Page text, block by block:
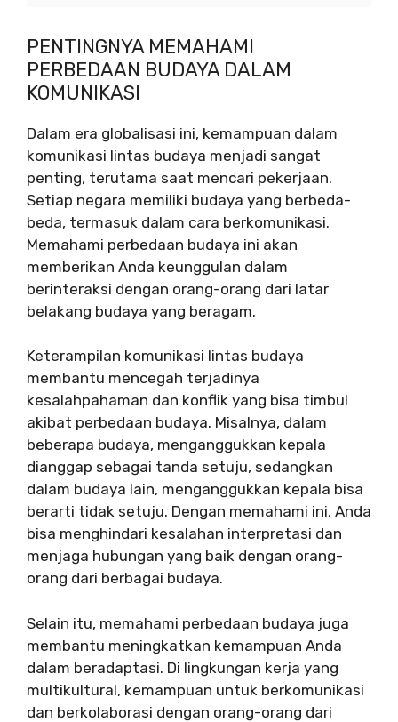
PENTINGNYA MEMAHAMI
PERBEDAAN BUDAYA DALAM
KOMUNIKASI
Dalam era globalisasi ini, kemampuan dalam
komunikasi lintas budaya menjadi sangat
penting, terutama saat mencari pekerjaan.
Setiap negara memiliki budaya yang berbeda-
beda, termasuk dalam cara berkomunikasi.
Memahami perbedaan budaya ini akan
memberikan Anda keunggulan dalam
berinteraksi dengan orang-orang dari latar
belakang budaya yang beragam.
Keterampilan komunikasi lintas budaya
membantu mencegah terjadinya
kesalahpahaman dan konflik yang bisa timbul
akibat perbedaan budaya. Misalnya, dalam
beberapa budaya, menganggukkan kepala
dianggap sebagai tanda setuju, sedangkan
dalam budaya lain, menganggukkan kepala bisa
berarti tidak setuju. Dengan memahami ini, Anda
bisa menghindari kesalahan interpretasi dan
menjaga hubungan yang baik dengan orang-
orang dari berbagai budaya.
Selain itu, memahami perbedaan budaya juga
membantu meningkatkan kemampuan Anda
dalam beradaptasi. Di lingkungan kerja yang
multikultural, kemampuan untuk berkomunikasi
dan berkolaborasi dengan orang-orang dari